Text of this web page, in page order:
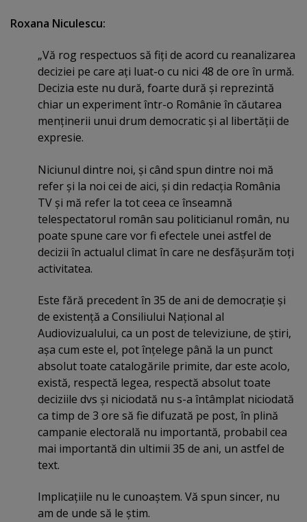
Roxana Niculescu:
„Vă rog respectuos să fiţi de acord cu reanalizarea
deciziei pe care aţi luat-o cu nici 48 de ore în urmă.
Decizia este nu dură, foarte dură şi reprezintă
chiar un experiment într-o Românie în căutarea
menţinerii unui drum democratic şi al libertăţii de
expresie.
Niciunul dintre noi, şi când spun dintre noi mă
refer şi la noi cei de aici, şi din redacţia România
TV şi mă refer la tot ceea ce înseamnă
telespectatorul român sau politicianul român, nu
poate spune care vor fi efectele unei astfel de
decizii în actualul climat în care ne desfăşurăm toţi
activitatea.
Este fără precedent în 35 de ani de democraţie şi
de existenţă a Consiliului Naţional al
Audiovizualului, ca un post de televiziune, de ştiri,
aşa cum este el, pot înţelege până la un punct
absolut toate catalogările primite, dar este acolo,
există, respectă legea, respectă absolut toate
deciziile dvs şi niciodată nu s-a întâmplat niciodată
ca timp de 3 ore să fie difuzată pe post, în plină
campanie electorală nu importantă, probabil cea
mai importantă din ultimii 35 de ani, un astfel de
text.
Implicaţiile nu le cunoaştem. Vă spun sincer, nu
am de unde să le ştim.